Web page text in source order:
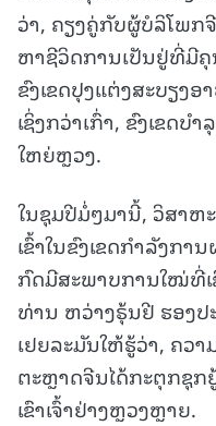
ວ່າ, ຄຽງຄູ່ກັບຜູ້ບໍລິໂພກ
ຫາຊີວິດການເປັນຢູ່ທີ່ມີ
ຂົງເຂດປຸງແຕ່ງສະບຽງ
ເຊິ່ງກວ່າເກົ່າ, ຂົງເຂດ
ໃຫຍ່ຫຼວງ.
ໃນຊຸມປີມໍ່ໆມານີ້, ວິສາຫ
ເຂົ້າໃນຂົງເຂດກຳລັງກ
ກົດມີສະພາບການໃໝ່ທີ່
ທ່ານ ຫວ່າງຣຸ້ນຢີ ຮອງ
ເຢຍລະມັນໃຫ້ຮູ້ວ່າ, ຄວ
ຕະຫຼາດຈີນໄດ້ກະຕຸກຊຸ
ເຂົາເຈົ້າຢ່າງຫຼວງຫຼາຍ.